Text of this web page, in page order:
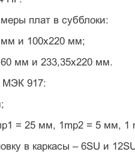
плат в субблоки:
мм и 100х220 мм;
мм и 233,35х220 мм.
МЭК 917:
= 25 мм, 1mp2 = 5 мм, 1
в каркасы – 6SU и